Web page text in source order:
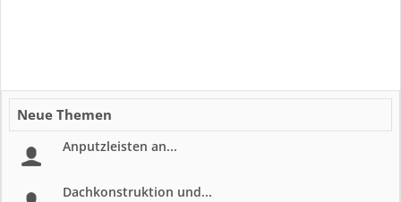
Neue Themen
Anputzleisten an...
Dachkonstruktion und...